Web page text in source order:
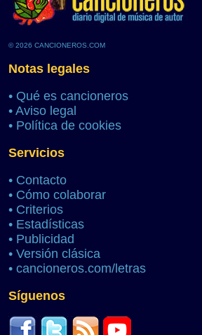
© 2026 CANCIONEROS.COM
Notas legales
• Qué es cancioneros
• Aviso legal
• Política de cookies
Servicios
• Contacto
• Cómo colaborar
• Criterios
• Estadísticas
• Publicidad
• Versión clásica
• cancioneros.com/letras
Síguenos